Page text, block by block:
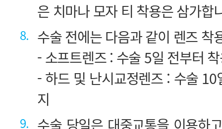
은 치마나 모자 티 착용은 삼가합
8. 수술 전에는 다음과 같이 렌즈 착
- 소프트렌즈 : 수술 5일 전부터
지
9.